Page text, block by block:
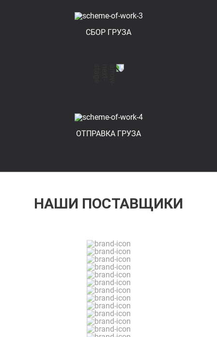
СБОР ГРУЗА
ОТПРАВКА ГРУЗА
НАШИ ПОСТАВЩИКИ